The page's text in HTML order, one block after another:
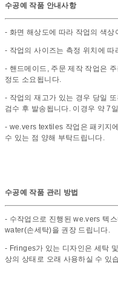
수공예 작품 안내사항
- 화면 해상도에 따라 작업의 색상
- 작업의 사이즈는 측정 위치에
- 핸드메이드, 주문 제작 작업은
정도 소요됩니다.
- 작업의 재고가 있는 경우 당일
검수 후 발송됩니다. 이경우 약 7
- we.vers textiles 작업은 패키지
수 있는 점 양해 부탁드립니다.
수공예 작품 관리 방법
- 수작업으로 진행된 we.vers 텍
water(손세탁)을 권장 드립니다.
- Fringes가 있는 디자인은 세탁
상의 상태로 오래 사용하실 수 있